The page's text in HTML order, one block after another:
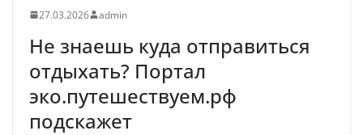
27.03.2026 admin
Не знаешь куда отправиться
отдыхать? Портал
эко.путешествуем.рф
подскажет